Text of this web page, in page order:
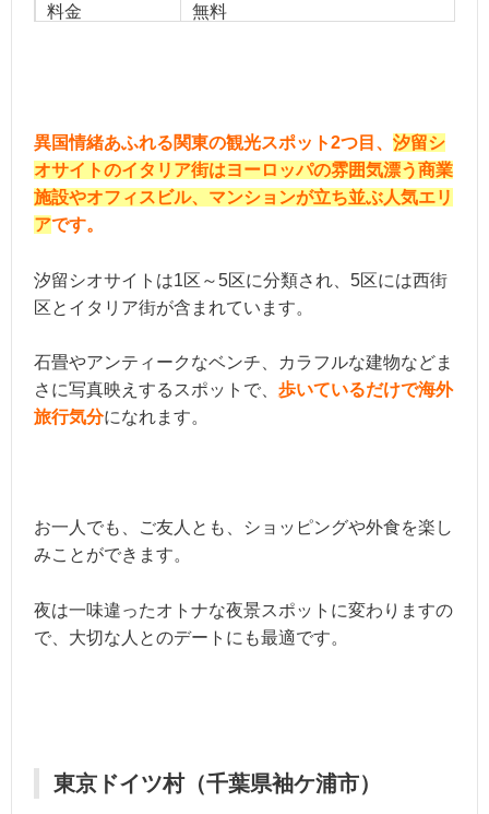
料金 無料
異国情緒あふれる関東の観光スポット2つ目、 汐留シ
オサイトのイタリア街はヨーロッパの雰囲気漂う商業
施設やオフィスビル、マンションが立ち並ぶ人気エリ
アです。
汐留シオサイトは1区～5区に分類され、5区には西街
区とイタリア街が含まれています。
石畳やアンティークなベンチ、カラフルな建物などま
さに写真映えするスポットで、 歩いているだけで海外
旅行気分になれます。
お一人でも、ご友人とも、ショッピングや外食を楽し
みことができます。
夜は一味違ったオトナな夜景スポットに変わりますの
で、大切な人とのデートにも最適です。
東京ドイツ村（千葉県袖ケ浦市）